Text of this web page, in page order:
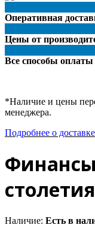
Оперативная
Цены от
Все способы оплаты
*Наличие и цены
менеджера.
Подробнее о
Наличие: Есть в